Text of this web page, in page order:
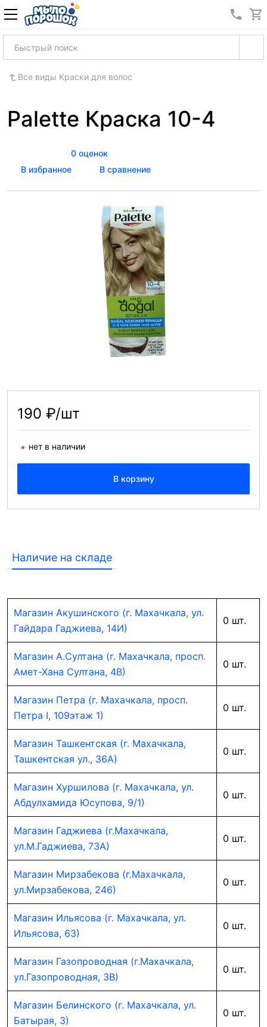
8
Все виды Краски для волос
Palette Краска 10-4
0 оценок
В избранное
В сравнение
190 ₽/шт
нет в наличии
В корзину
Наличие на складе
Магазин Акушинского (г. Махачкала, ул.
Гайдара Гаджиева, 14И)
0 шт.
Магазин А.Султана (г. Махачкала, просп.
Амет-Хана Султана, 4В)
0 шт.
Магазин Петра (г. Махачкала, просп.
Петра I, 109этаж 1)
0 шт.
Магазин Ташкентская (г. Махачкала,
Ташкентская ул., 36А)
0 шт.
Магазин Хуршилова (г. Махачкала, ул.
Абдулхамида Юсупова, 9/1)
0 шт.
Магазин Гаджиева (г.Махачкала,
ул.М.Гаджиева, 73А)
0 шт.
Магазин Мирзабекова (г.Махачкала,
ул.Мирзабекова, 246)
0 шт.
Магазин Ильясова (г. Махачкала, ул.
Ильясова, 63)
0 шт.
Магазин Газопроводная (г.Махачкала,
ул.Газопроводная, 3В)
0 шт.
Магазин Белинского (г. Махачкала, ул.
Батырая, 3)
0 шт.